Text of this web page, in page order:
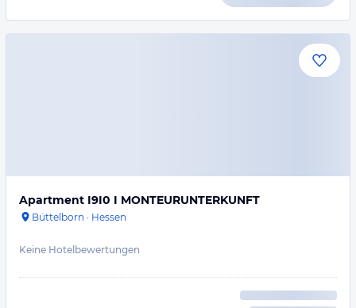
Apartment I9I0 I MONTEURUNTERKUNFT
Büttelborn · Hessen
Keine Hotelbewertungen